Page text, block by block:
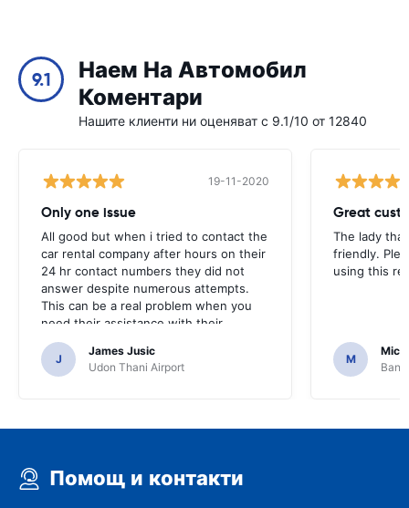
9.1
Наем На Автомобил
Коментари
Нашите клиенти ни оценяват с 9.1/10 от 12840
19-11-2020
Only one issue
All good but when i tried to contact the
car rental company after hours on their
24 hr contact numbers they did not
answer despite numerous attempts.
This can be a real problem when you
need their assistance with their
services or car.
J
James Jusic
Udon Thani Airport
Great
The lady
friendly.
using this
M
Помощ и контакти